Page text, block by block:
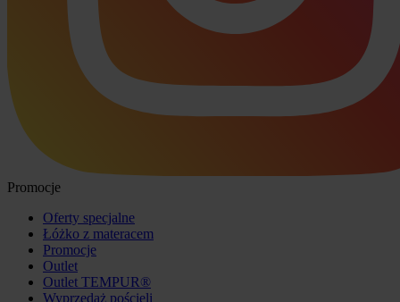
Promocje
Oferty specjalne
Łóżko z materacem
Promocje
Outlet
Outlet TEMPUR®
Wyprzedaż pościeli